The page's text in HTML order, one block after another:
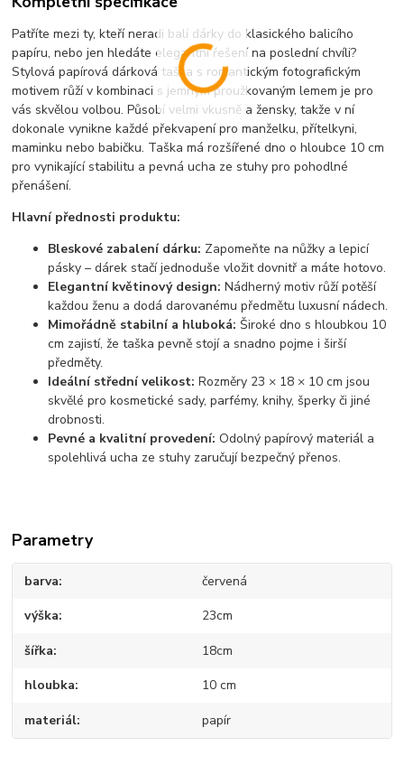
Patříte mezi ty, kteří neradi balí dárky do klasického balicího
papíru, nebo jen hledáte elegantní řešení na poslední chvíli?
Stylová papírová dárková taška s romantickým fotografickým
motivem růží v kombinaci s jemným proužkovaným lemem je pro
vás skvělou volbou. Působí velmi vkusně a žensky, takže v ní
dokonale vynikne každé překvapení pro manželku, přítelkyni,
maminku nebo babičku. Taška má rozšířené dno o hloubce 10 cm
pro vynikající stabilitu a pevná ucha ze stuhy pro pohodlné
přenášení.
Hlavní přednosti produktu:
Bleskové zabalení dárku: Zapomeňte na nůžky a lepicí
pásky – dárek stačí jednoduše vložit dovnitř a máte hotovo.
Elegantní květinový design: Nádherný motiv růží potěší
každou ženu a dodá darovanému předmětu luxusní nádech.
Mimořádně stabilní a hluboká: Široké dno s hloubkou 10
cm zajistí, že taška pevně stojí a snadno pojme i širší
předměty.
Ideální střední velikost: Rozměry 23 × 18 × 10 cm jsou
skvělé pro kosmetické sady, parfémy, knihy, šperky či jiné
drobnosti.
Pevné a kvalitní provedení: Odolný papírový materiál a
spolehlivá ucha ze stuhy zaručují bezpečný přenos.
Parametry
barva červená
výška 23cm
šířka 18cm
hloubka 10 cm
materiál papír